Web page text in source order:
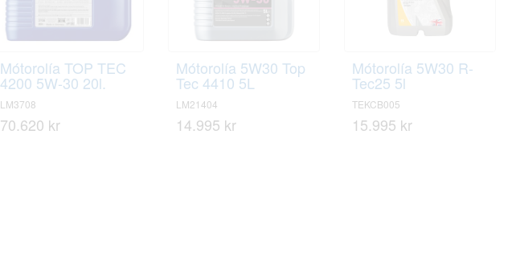
Mótorolía TOP TEC
4200 5W-30 20l.
LM3708
70.620 kr
Mótorolía 5W30 Top
Tec 4410 5L
LM21404
14.995 kr
Mótorolía 5W30 R-
Tec25 5l
TEKCB005
15.995 kr